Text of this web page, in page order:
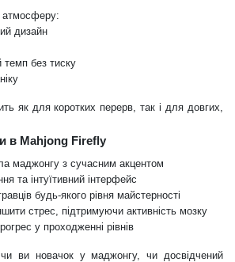
атмосферу:
дизайн
без тиску
як для коротких перерв, так і для довгих,
в Mahjong Firefly
маджонгу з сучасним акцентом
та інтуїтивний інтерфейс
будь-якого рівня майстерності
стрес, підтримуючи активність мозку
у проходженні рівнів
ви новачок у маджонгу, чи досвідчений